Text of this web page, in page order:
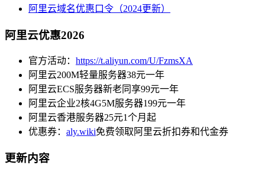
阿里云域名优惠口令（2024更新）
阿里云优惠2026
官方活动： https://t.aliyun.com/U/FzmsXA
阿里云200M轻量服务器38元一年
阿里云ECS服务器新老同享99元一年
阿里云企业2核4G5M服务器199元一年
阿里云香港服务器25元1个月起
优惠券： aly.wiki免费领取阿里云折扣券和代金券
更新内容